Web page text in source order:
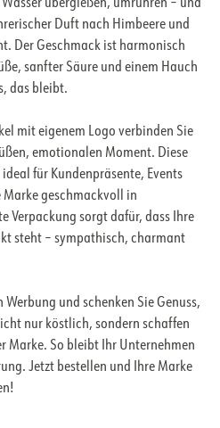
übergießen, umrühren – und
Duft nach Himbeere und
Der Geschmack ist harmonisch
sanfter Säure und einem Hauch
das bleibt.
mit eigenem Logo verbinden Sie
emotionalen Moment. Diese
für Kundenpräsente, Events
Marke geschmackvoll in
Verpackung sorgt dafür, dass Ihre
steht – sympathisch, charmant
und schenken Sie Genuss,
nur köstlich, sondern schaffen
Marke. So bleibt Ihr Unternehmen
Jetzt bestellen und Ihre Marke